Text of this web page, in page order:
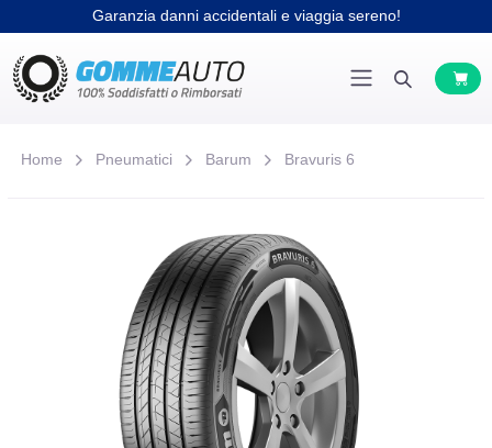
Garanzia danni accidentali e viaggia sereno!
Home Pneumatici Barum Bravuris 6